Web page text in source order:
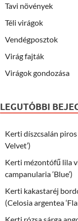
Tavi növények
Téli virágok
Vendégposztok
Virág fajták
Virágok gondozása
LEGUTÓBBI
Kerti díszcsalán
Velvet’)
Kerti mézontófű lila
campanularia ‘Blue’)
Kerti kakastaréj
(Celosia argentea